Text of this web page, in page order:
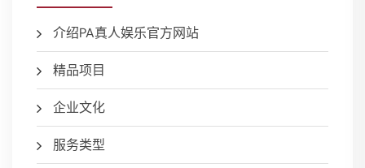
介绍PA真人娱乐官方网站
精品项目
企业文化
服务类型